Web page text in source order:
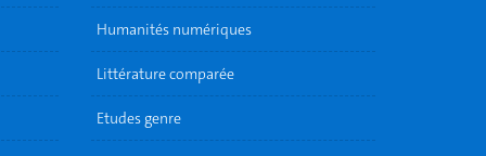
Humanités numériques
Littérature comparée
Etudes genre